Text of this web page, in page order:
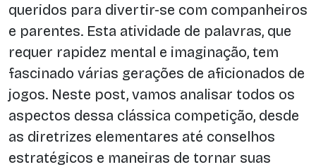
queridos para divertir-se com companheiros
e parentes. Esta atividade de palavras, que
requer rapidez mental e imaginação, tem
fascinado várias gerações de aficionados de
jogos. Neste post, vamos analisar todos os
aspectos dessa clássica competição, desde
as diretrizes elementares até conselhos
estratégicos e maneiras de tornar suas